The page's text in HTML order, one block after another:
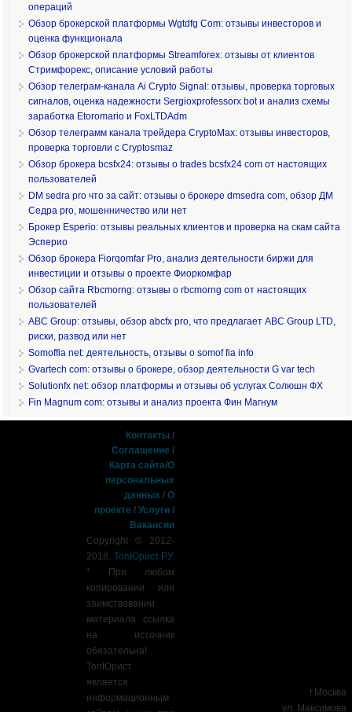
операций
Обзор брокерской платформы Wgtdfg Com: отзывы инвесторов и
оценка функционала
Обзор брокерской платформы Streamforex: отзывы от клиентов
Стримфорекс, описание условий работы
Обзор телеграм-канала Ai Crypto Signal: отзывы, проверка торговых
сигналов, оценка надежности Sergioxprofessorx bot и анализ схемы
заработка Etoromario и FoxLTDAdm
Обзор телеграмм канала трейдера CryptoMax: отзывы инвесторов,
проверка торговли с Cryptosmaz
Обзор брокера bcsfx24: отзывы о trades bcsfx24 com от настоящих
пользователей
DM sedra pro что за сайт: отзывы о брокере dmsedra com, обзор ДМ
Седра pro, мошенничество или нет
Брокер Esperio: отзывы реальных клиентов и проверка на скам сайта
Эсперио
Обзор брокера Fiorqomfar Pro, анализ деятельности биржи для
инвестиции и отзывы о проекте Фиоркомфар
Обзор сайта Rbcmorng: отзывы о rbcmorng com от настоящих
пользователей
ABC Group: отзывы, обзор abcfx pro, что предлагает ABC Group LTD,
риски, развод или нет
Somoffia net: деятельность, отзывы о somof fia info
Gvartech com: отзывы о брокере, обзор деятельности G var tech
Solutionfx net: обзор платформы и отзывы об услугах Солюшн ФХ
Fin Magnum com: отзывы и анализ проекта Фин Магнум
Контакты /
Соглашение /
Карта сайта/О
персональных
данных /О
проекте /Услуги /
Вакансии
Copyright © 2012-
2018,ТопЮрист.РУ.
* При любом
копировании или
заимствовании
материала ссылка
на источник
обязательна!
ТопЮрист
является
информационным
г.Москва
ул. Максимова